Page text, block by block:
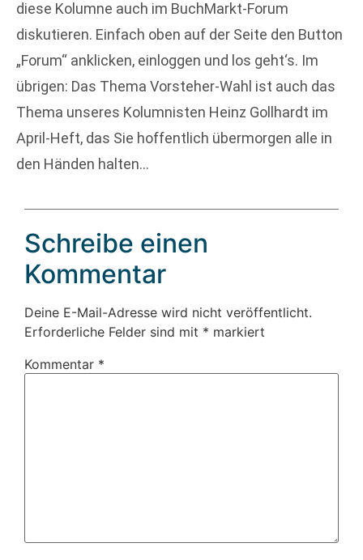
diese Kolumne auch im BuchMarkt-Forum
diskutieren. Einfach oben auf der Seite den Button
„Forum“ anklicken, einloggen und los geht‘s. Im
übrigen: Das Thema Vorsteher-Wahl ist auch das
Thema unseres Kolumnisten Heinz Gollhardt im
April-Heft, das Sie hoffentlich übermorgen alle in
den Händen halten…
Schreibe einen
Kommentar
Deine E-Mail-Adresse wird nicht veröffentlicht.
Erforderliche Felder sind mit * markiert
Kommentar *